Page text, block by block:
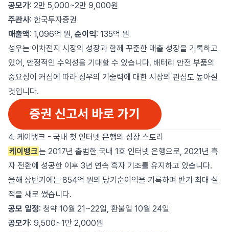
공모가: 2만 5,000~2만 9,000원
주관사: 한국투자증권
매출액: 1,096억 원, 순이익: 135억 원
성우는 이차전지 시장의 성장과 함께 꾸준한 매출 성장을 기록하고
있어, 안정적인 수익성을 기대할 수 있습니다. 배터리 안전 부품의
중요성이 커짐에 따라 성우의 기술력에 대한 시장의 관심도 높아질
것입니다.
4. 케이뱅크 - 국내 첫 인터넷 은행의 성장 스토리
케이뱅크는 2017년 출범한 국내 1호 인터넷 은행으로, 2021년 흑
자 전환에 성공한 이후 3년 연속 흑자 기조를 유지하고 있습니다.
올해 상반기에는 854억 원의 당기순이익을 기록하며 반기 최대 실
적을 새로 썼습니다.
공모 일정: 청약 10월 21~22일, 환불일 10월 24일
공모가: 9,500~1만 2,000원